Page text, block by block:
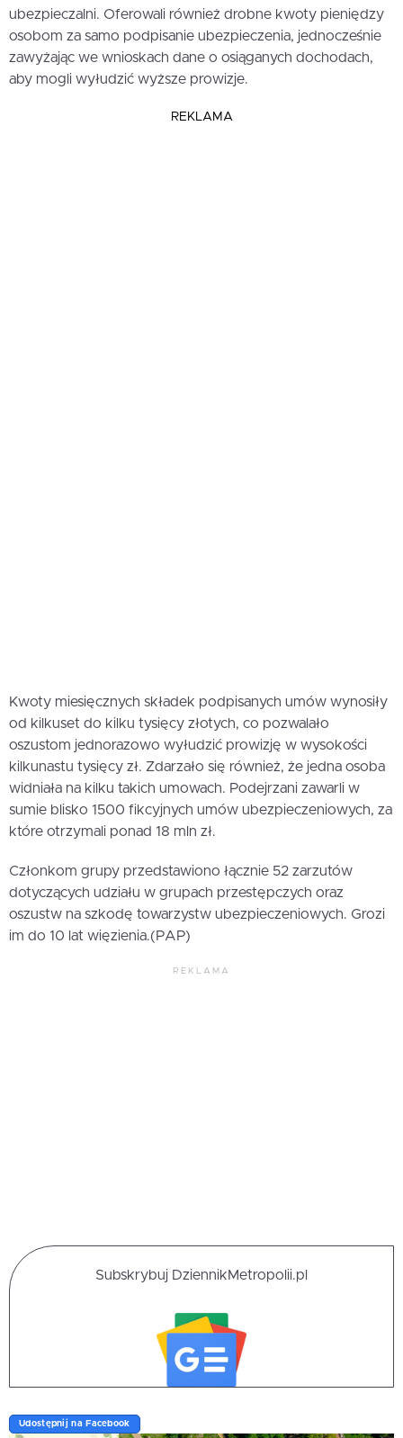
ubezpieczalni. Oferowali również drobne kwoty pieniędzy
osobom za samo podpisanie ubezpieczenia, jednocześnie
zawyżając we wnioskach dane o osiąganych dochodach,
aby mogli wyłudzić wyższe prowizje.
REKLAMA
Kwoty miesięcznych składek podpisanych umów wynosiły
od kilkuset do kilku tysięcy złotych, co pozwalało
oszustom jednorazowo wyłudzić prowizję w wysokości
kilkunastu tysięcy zł. Zdarzało się również, że jedna osoba
widniała na kilku takich umowach. Podejrzani zawarli w
sumie blisko 1500 fikcyjnych umów ubezpieczeniowych, za
które otrzymali ponad 18 mln zł.
Członkom grupy przedstawiono łącznie 52 zarzutów
dotyczących udziału w grupach przestępczych oraz
oszustw na szkodę towarzystw ubezpieczeniowych. Grozi
im do 10 lat więzienia.(PAP)
REKLAMA
Subskrybuj DziennikMetropolii.pl
Udostępnij na Facebook